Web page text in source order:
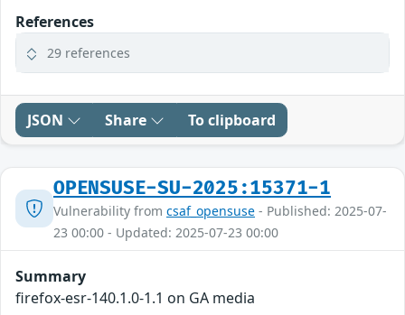
References
29 references
JSON Share To clipboard
OPENSUSE-SU-2025:15371-1
Vulnerability from csaf_opensuse - Published: 2025-07-
23 00:00 - Updated: 2025-07-23 00:00
Summary
firefox-esr-140.1.0-1.1 on GA media